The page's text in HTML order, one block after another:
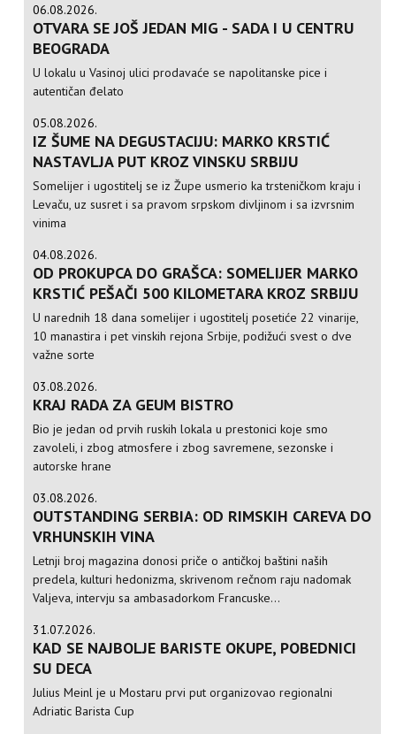
06.08.2026.
OTVARA SE JOŠ JEDAN MIG - SADA I U CENTRU
BEOGRADA
U lokalu u Vasinoj ulici prodavaće se napolitanske pice i
autentičan đelato
05.08.2026.
IZ ŠUME NA DEGUSTACIJU: MARKO KRSTIĆ
NASTAVLJA PUT KROZ VINSKU SRBIJU
Somelijer i ugostitelj se iz Župe usmerio ka trsteničkom kraju i
Levaču, uz susret i sa pravom srpskom divljinom i sa izvrsnim
vinima
04.08.2026.
OD PROKUPCA DO GRAŠCA: SOMELIJER MARKO
KRSTIĆ PEŠAČI 500 KILOMETARA KROZ SRBIJU
U narednih 18 dana somelijer i ugostitelj posetiće 22 vinarije,
10 manastira i pet vinskih rejona Srbije, podižući svest o dve
važne sorte
03.08.2026.
KRAJ RADA ZA GEUM BISTRO
Bio je jedan od prvih ruskih lokala u prestonici koje smo
zavoleli, i zbog atmosfere i zbog savremene, sezonske i
autorske hrane
03.08.2026.
OUTSTANDING SERBIA: OD RIMSKIH CAREVA DO
VRHUNSKIH VINA
Letnji broj magazina donosi priče o antičkoj baštini naših
predela, kulturi hedonizma, skrivenom rečnom raju nadomak
Valjeva, intervju sa ambasadorkom Francuske...
31.07.2026.
KAD SE NAJBOLJE BARISTE OKUPE, POBEDNICI
SU DECA
Julius Meinl je u Mostaru prvi put organizovao regionalni
Adriatic Barista Cup